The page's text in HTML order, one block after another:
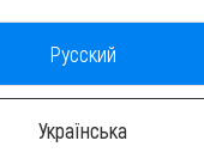
Русский
Українська